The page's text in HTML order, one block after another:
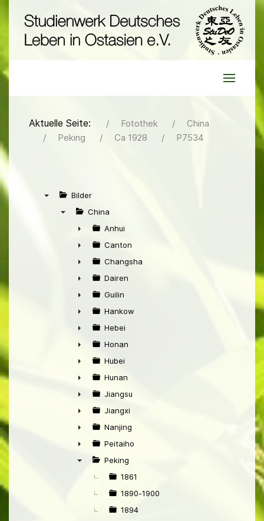
Aktuelle Seite: Fotothek
China
Peking
Ca 1928 P7534
Bilder
China
►
Anhui
►
Canton
►
Changsha
►
Dairen
►
Guilin
►
Hankow
►
Hebei
►
Honan
►
Hubei
►
Hunan
►
Jiangsu
►
Jiangxi
►
Nanjing
►
Peitaiho
Peking
1861
1890-1900
1894